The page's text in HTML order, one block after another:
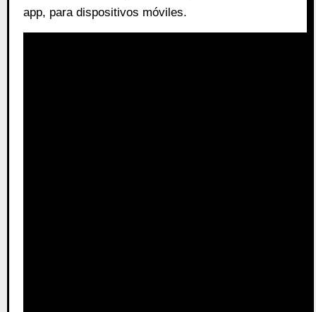
app, para dispositivos móviles.